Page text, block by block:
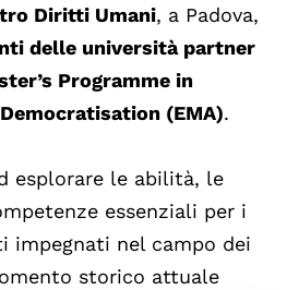
Diritti Umani, a Padova,
delle università partner
Programme in
(EMA).
esplorare le abilità, le
essenziali per i
impegnati nel campo dei
storico attuale